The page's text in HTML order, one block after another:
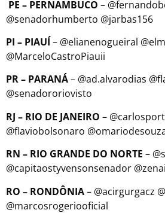
PE – PERNAMBUCO –
@senadorhumberto @jarbas156
PI – PIAUÍ – @elianenogueiral
@MarceloCastroPiauii
PR – PARANÁ– @ad.alvarodias
@senadororiovisto
RJ – RIO DE JANEIRO –
@flaviobolsonaro
RN – RIO GRANDE DO NORTE –
@capitaostyvensonsenador
RO – RONDÔNIA– @acirgurgacz
@marcosrogeriooficial